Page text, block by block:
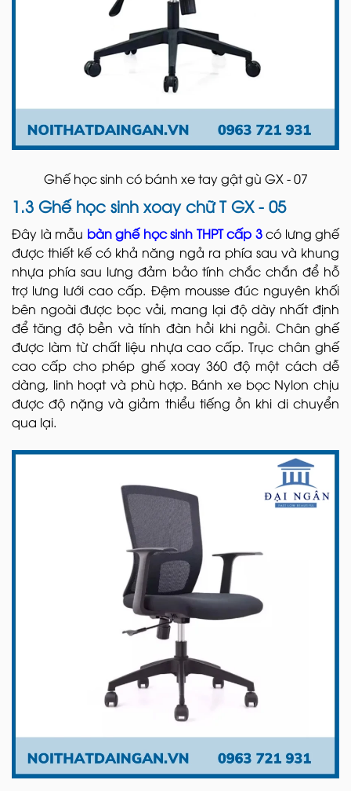
Ghế học sinh có bánh xe tay gật gù GX - 07
1.3 Ghế học sinh xoay chữ T GX - 05
Đây là mẫu bàn ghế học sinh THPT cấp 3có lưng ghế
được thiết kế có khả năng ngả ra phía sau và khung
nhựa phía sau lưng đảm bảo tính chắc chắn để hỗ
trợ lưng lưới cao cấp. Đệm mousse đúc nguyên khối
bên ngoài được bọc vải, mang lại độ dày nhất định
để tăng độ bền và tính đàn hồi khi ngồi. Chân ghế
được làm từ chất liệu nhựa cao cấp. Trục chân ghế
cao cấp cho phép ghế xoay 360 độ một cách dễ
dàng, linh hoạt và phù hợp. Bánh xe bọc Nylon chịu
được độ nặng và giảm thiểu tiếng ồn khi di chuyển
qua lại.